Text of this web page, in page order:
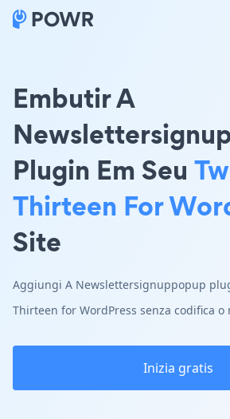
Embutir A
Plugin Em Seu
Thirteen For
Site
Aggiungi A Newslettersignuppopup
Thirteen for WordPress senza codifica o
Inizia gratis